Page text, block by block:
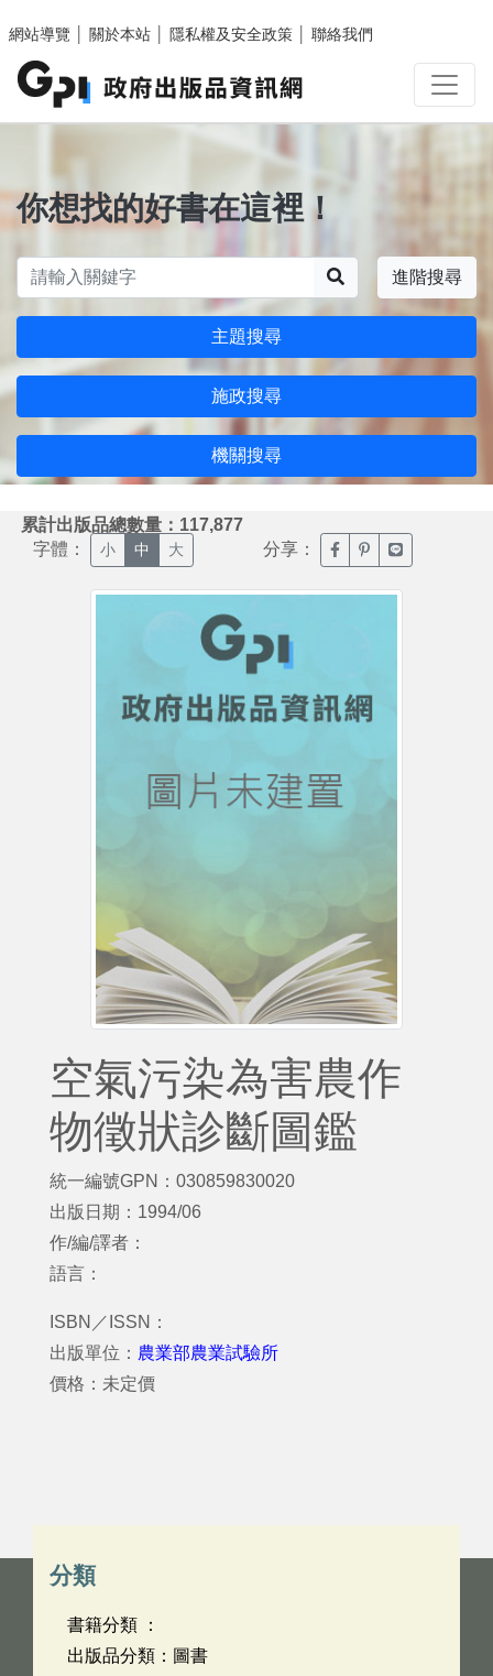
網站導覽
關於本站 隱私權及安全政策 聯絡我們
你想找的好書在這裡！
進階搜尋
主題搜尋
施政搜尋
機關搜尋
累計出版品總數量：117,877
字體： 小 中 大 分享： 臉書分享(另開新視窗)
噗浪分享(另開新
Line分享(另
空氣污染為害農作
物徵狀診斷圖鑑
統一編號GPN：030859830020
出版日期：1994/06
作/編/譯者：
語言：
ISBN／ISSN：
出版單位： 農業部農業試驗所
價格：未定價
分類
書籍分類 ：
出版品分類：圖書